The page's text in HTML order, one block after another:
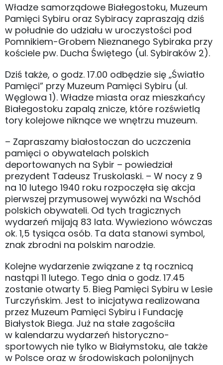
Władze samorządowe Białegostoku, Muzeum
Pamięci Sybiru oraz Sybiracy zapraszają dziś
w południe do udziału w uroczystości pod
Pomnikiem-Grobem Nieznanego Sybiraka przy
kościele pw. Ducha Świętego (ul. Sybiraków 2).
Dziś także, o godz. 17.00 odbędzie się „Światło
Pamięci” przy Muzeum Pamięci Sybiru (ul.
Węglowa 1). Władze miasta oraz mieszkańcy
Białegostoku zapalą znicze, które rozświetlą
tory kolejowe niknące we wnętrzu muzeum.
– Zapraszamy białostoczan do uczczenia
pamięci o obywatelach polskich
deportowanych na Sybir – powiedział
prezydent Tadeusz Truskolaski. – W nocy z 9
na 10 lutego 1940 roku rozpoczęła się akcja
pierwszej przymusowej wywózki na Wschód
polskich obywateli. Od tych tragicznych
wydarzeń mijają 83 lata. Wywieziono wówczas
ok. 1,5 tysiąca osób. Ta data stanowi symbol,
znak zbrodni na polskim narodzie.
Kolejne wydarzenie związane z tą rocznicą
nastąpi 11 lutego. Tego dnia o godz. 17.45
zostanie otwarty 5. Bieg Pamięci Sybiru w Lesie
Turczyńskim. Jest to inicjatywa realizowana
przez Muzeum Pamięci Sybiru i Fundację
Białystok Biega. Już na stałe zagościła
w kalendarzu wydarzeń historyczno-
sportowych nie tylko w Białymstoku, ale także
w Polsce oraz w środowiskach polonijnych